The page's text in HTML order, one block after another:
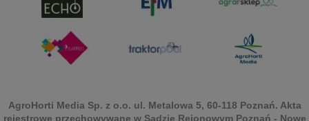
AgroHorti Media Sp. z o.o. ul. Metalowa 5, 60-118 Poznań. Akta
rejestrowe przechowywane w Sądzie Rejonowym Poznań - Nowe